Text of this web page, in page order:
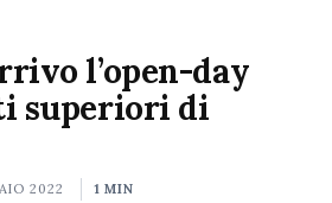
l’open-day
superiori di
2022 1 MIN